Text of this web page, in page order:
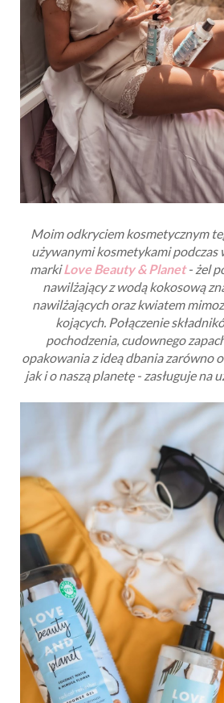
Moim odkryciem kosmetycznym
używanymi kosmetykami podczas
marki Love Beauty & Planet - żel
nawilżający z wodą kokosową
nawilżających oraz kwiatem
kojących. Połączenie
pochodzenia, cudownego
opakowania z ideą dbania zarówno
jak i o naszą planetę - zasługuje na